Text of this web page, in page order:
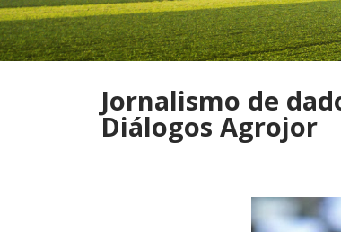
Jornalismo de
Diálogos Agrojor